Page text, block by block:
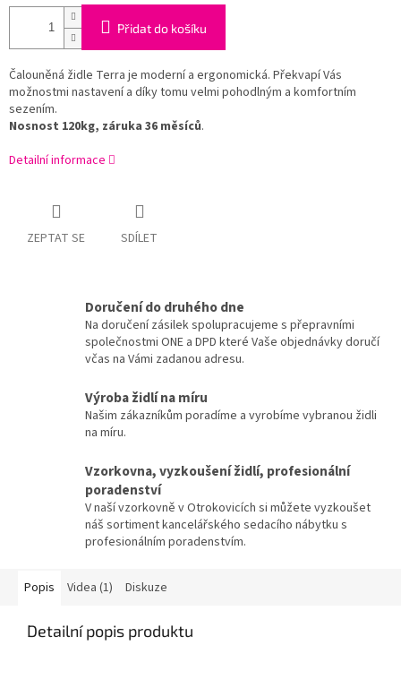
Přidat do košíku
Čalouněná židle Terra je moderní a ergonomická. Překvapí Vás
možnostmi nastavení a díky tomu velmi pohodlným a komfortním
sezením.
Nosnost 120kg, záruka 36 měsíců.
Detailní informace
ZEPTAT SE SDÍLET
Doručení do druhého dne
Na doručení zásilek spolupracujeme s přepravními
společnostmi ONE a DPD které Vaše objednávky doručí
včas na Vámi zadanou adresu.
Výroba židlí na míru
Našim zákazníkům poradíme a vyrobíme vybranou židli
na míru.
Vzorkovna, vyzkoušení židlí, profesionální
poradenství
V naší vzorkovně v Otrokovicích si můžete vyzkoušet
náš sortiment kancelářského sedacího nábytku s
profesionálním poradenstvím.
Popis Videa (1) Diskuze
Detailní popis produktu